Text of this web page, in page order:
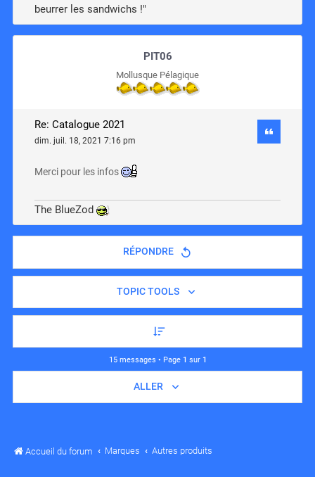
beurrer les sandwichs !"
PIT06
Mollusque Pélagique
Re: Catalogue 2021
dim. juil. 18, 2021 7:16 pm
Merci pour les infos
The BlueZod
RÉPONDRE
TOPIC TOOLS
15 messages • Page 1 sur 1
ALLER
Accueil du forum Marques Autres produits